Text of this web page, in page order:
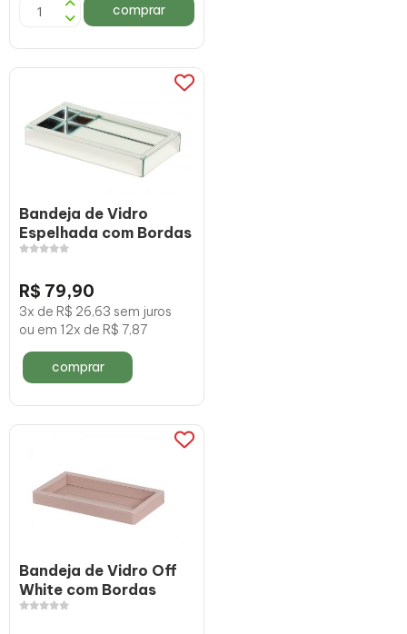
comprar
Bandeja de Vidro
Espelhada com Bordas
R$ 79,90
3x de R$ 26,63 sem juros
ou em 12x de R$ 7,87
comprar
Bandeja de Vidro Off
White com Bordas